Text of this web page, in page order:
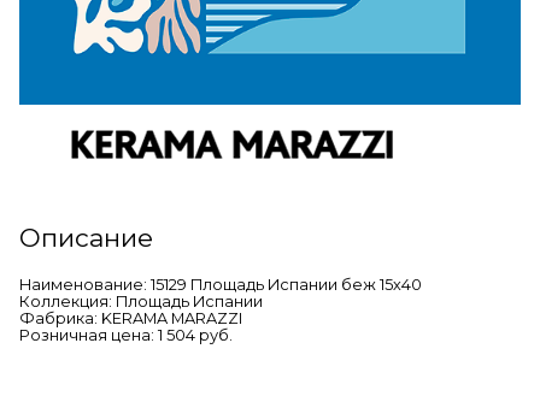
Описание
Наименование: 15129 Площадь Испании беж 15х40
Коллекция: Площадь Испании
Фабрика: KERAMA MARAZZI
Розничная цена: 1 504 руб.